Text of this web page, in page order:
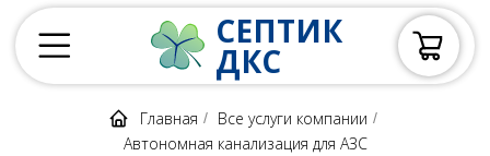
СЕПТИК
ДКС
Главная / Все услуги компании /
Автономная канализация для АЗС